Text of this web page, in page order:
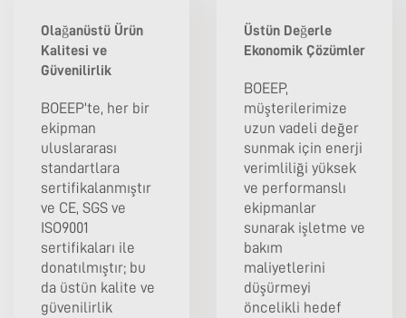
Olağanüstü Ürün
Kalitesi ve
Güvenilirlik
BOEEP'te, her bir
ekipman
uluslararası
standartlara
sertifikalanmıştır
ve CE, SGS ve
ISO9001
sertifikaları ile
donatılmıştır; bu
da üstün kalite ve
güvenilirlik
Üstün Değerle
Ekonomik Çözümler
BOEEP,
müşterilerimize
uzun vadeli değer
sunmak için enerji
verimliliği yüksek
ve performanslı
ekipmanlar
sunarak işletme ve
bakım
maliyetlerini
düşürmeyi
öncelikli hedef